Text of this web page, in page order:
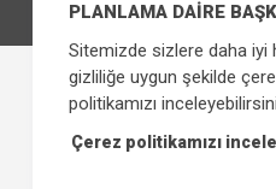
Çerez
PLANLAMA DAİRE
Sitemizde sizlere daha iyi
gizliliğe uygun şekilde
politikamızı
Çerez politikamızı